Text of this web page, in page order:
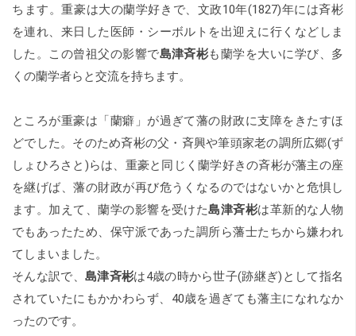
ちます。重豪は大の蘭学好きで、文政10年(1827)年には斉彬
を連れ、来日した医師・シーボルトを出迎えに行くなどしま
した。この曾祖父の影響で島津斉彬も蘭学を大いに学び、多
くの蘭学者らと交流を持ちます。
ところが重豪は「蘭癖」が過ぎて藩の財政に支障をきたすほ
どでした。そのため斉彬の父・斉興や筆頭家老の調所広郷(ず
しょひろさと)らは、重豪と同じく蘭学好きの斉彬が藩主の座
を継げば、藩の財政が再び危うくなるのではないかと危惧し
ます。加えて、蘭学の影響を受けた島津斉彬は革新的な人物
でもあったため、保守派であった調所ら藩士たちから嫌われ
てしまいました。
そんな訳で、 島津斉彬は4歳の時から世子(跡継ぎ)として指名
されていたにもかかわらず、40歳を過ぎても藩主になれなか
ったのです。